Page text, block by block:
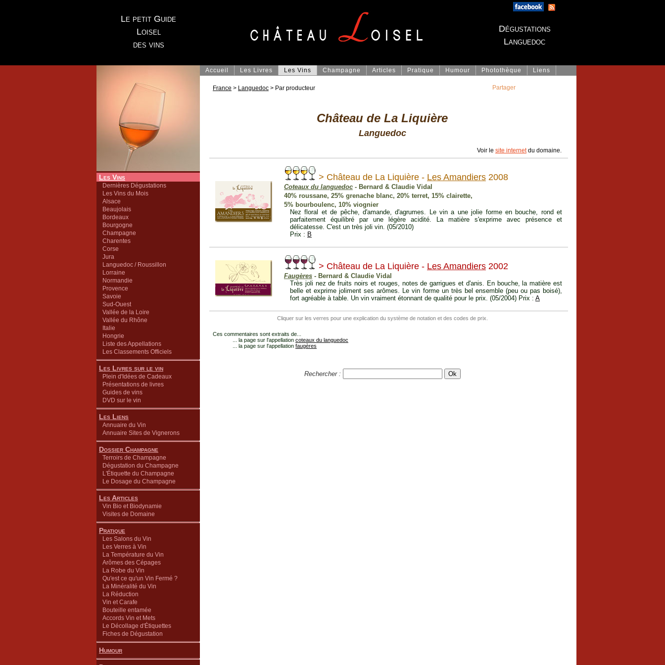
Le petit Guide
Loisel
des vins
Dégustations
Languedoc
Les Vins
Dernières Dégustations
Les Vins du Mois
Alsace
Beaujolais
Bordeaux
Bourgogne
Champagne
Charentes
Corse
Jura
Languedoc / Roussillon
Lorraine
Normandie
Provence
Savoie
Sud-Ouest
Vallée de la Loire
Vallée du Rhône
Italie
Hongrie
Liste des Appellations
Les Classements Officiels
Les Livres sur le vin
Plein d'Idées de Cadeaux
Présentations de livres
Guides de vins
DVD sur le vin
Les Liens
Annuaire du Vin
Annuaire Sites de Vignerons
Dossier Champagne
Terroirs de Champagne
Dégustation du Champagne
L'Étiquette du Champagne
Le Dosage du Champagne
Les Articles
Vin Bio et Biodynamie
Visites de Domaine
Pratique
Les Salons du Vin
Les Verres à Vin
La Température du Vin
Arômes des Cépages
La Robe du Vin
Qu'est ce qu'un Vin Fermé ?
La Minéralité du Vin
La Réduction
Vin et Carafe
Bouteille entamée
Accords Vin et Mets
Le Décollage d'Étiquettes
Fiches de Dégustation
Humour
Accueil Les Livres Les Vins Champagne Articles Pratique Humour Photothèque Liens
France > Languedoc > Par producteur
Château de La Liquière
Languedoc
Voir le site internetdu domaine.
> Château de La Liquière - Les Amandiers 2008
Coteaux du languedoc - Bernard & Claudie Vidal
40% roussane, 25% grenache blanc, 20% terret, 15% clairette,
5% bourboulenc, 10% viognier
Nez floral et de pêche, d'amande, d'agrumes. Le vin a une jolie forme en bouche, rond et
parfaitement équilibré par une légère acidité. La matière s'exprime avec présence et
délicatesse. C'est un très joli vin. (05/2010)
Prix : B
> Château de La Liquière - Les Amandiers 2002
Faugères - Bernard & Claudie Vidal
Très joli nez de fruits noirs et rouges, notes de garrigues et d'anis. En bouche, la matière est
belle et exprime joliment ses arômes. Le vin forme un très bel ensemble (peu ou pas boisé),
fort agréable à table. Un vin vraiment étonnant de qualité pour le prix. (05/2004) Prix : A
Cliquer sur les verres pour une explication du système de notation et des codes de prix.
Ces commentaires sont extraits de...
... la page sur l'appellation coteaux du languedoc
... la page sur l'appellation faugères
Rechercher :
Partager